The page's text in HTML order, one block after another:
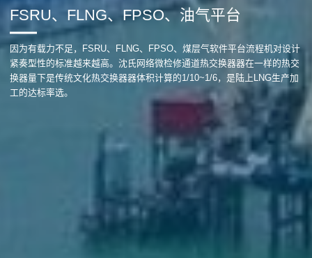
FSRU、FLNG、FPSO、油气平台
因为有载力不足，FSRU、FLNG、FPSO、煤层气软件平台流程机对设计
紧奏型性的标准越来越高。沈氏网络微检修通道热交换器器在一样的热交
换器量下是传统文化热交换器器体积计算的1/10~1/6，是陆上LNG生产加
工的达标率选。